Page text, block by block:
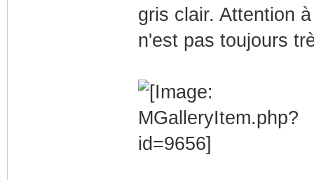
gris clair. Attention
n'est pas toujours